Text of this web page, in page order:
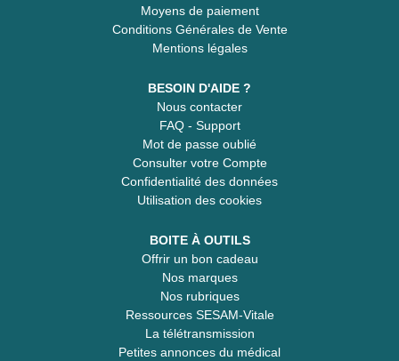
Moyens de paiement
Conditions Générales de Vente
Mentions légales
BESOIN D'AIDE ?
Nous contacter
FAQ - Support
Mot de passe oublié
Consulter votre Compte
Confidentialité des données
Utilisation des cookies
BOITE À OUTILS
Offrir un bon cadeau
Nos marques
Nos rubriques
Ressources SESAM-Vitale
La télétransmission
Petites annonces du médical